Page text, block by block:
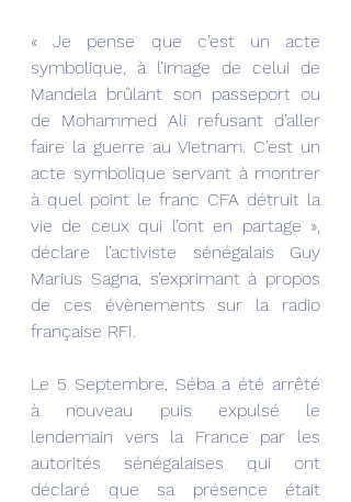
« Je pense que c’est un acte
symbolique, à l’image de celui de
Mandela brûlant son passeport ou
de Mohammed Ali refusant d’aller
faire la guerre au Vietnam. C’est un
acte symbolique servant à montrer
à quel point le franc CFA détruit la
vie de ceux qui l’ont en partage »,
déclare l’activiste sénégalais Guy
Marius Sagna, s’exprimant à propos
de ces évènements sur la radio
française RFI.
Le 5 Septembre, Séba a été arrêté
à nouveau puis expulsé le
lendemain vers la France par les
autorités sénégalaises qui ont
déclaré que sa présence était